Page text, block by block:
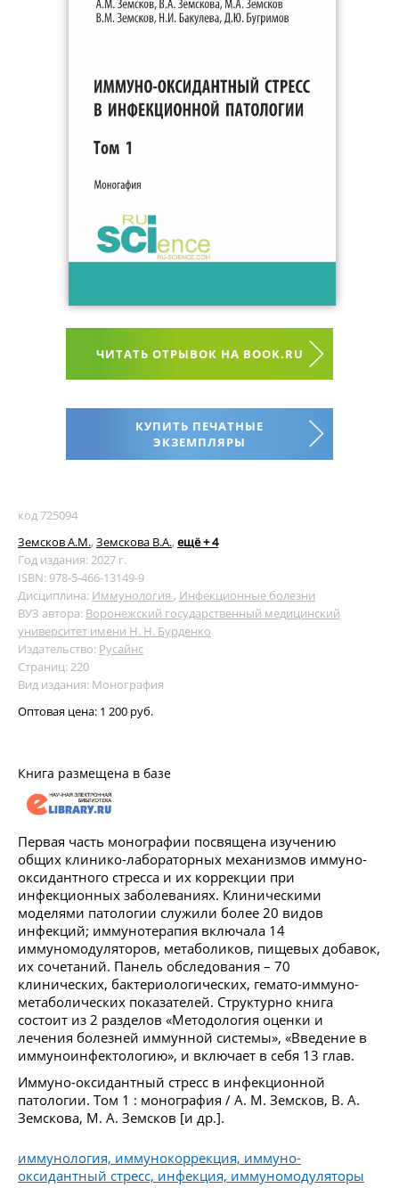
ЧИТАТЬ ОТРЫВОК НА BOOK.RU
КУПИТЬ ПЕЧАТНЫЕ
ЭКЗЕМПЛЯРЫ
код 725094
Земсков А.М., Земскова В.А., ещё + 4
Год издания: 2027 г.
ISBN: 978-5-466-13149-9
Дисциплина: Иммунология , Инфекционные болезни
ВУЗ автора: Воронежский государственный медицинский
университет имени Н. Н. Бурденко
Издательство: Русайнс
Страниц: 220
Вид издания: Монография
Оптовая цена: 1 200 руб.
Книга размещена в базе
Первая часть монографии посвящена изучению
общих клинико-лабораторных механизмов иммуно-
оксидантного стресса и их коррекции при
инфекционных заболеваниях. Клиническими
моделями патологии служили более 20 видов
инфекций; иммунотерапия включала 14
иммуномодуляторов, метаболиков, пищевых добавок,
их сочетаний. Панель обследования – 70
клинических, бактериологических, гемато-иммуно-
метаболических показателей. Структурно книга
состоит из 2 разделов «Методология оценки и
лечения болезней иммунной системы», «Введение в
иммуноинфектологию», и включает в себя 13 глав.
Иммуно-оксидантный стресс в инфекционной
патологии. Том 1 : монография / А. М. Земсков, В. А.
Земскова, М. А. Земсков [и др.].
иммунология, иммунокоррекция, иммуно-
оксидантный стресс, инфекция, иммуномодуляторы